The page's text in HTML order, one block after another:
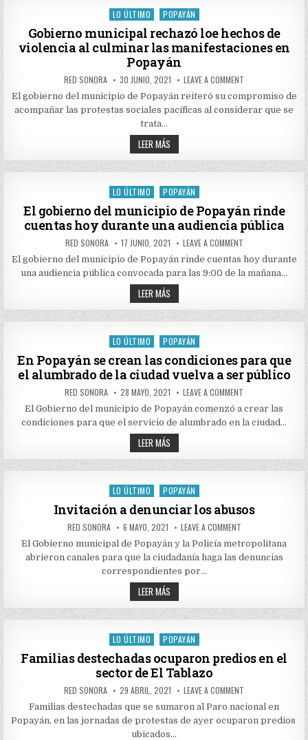
DEL
CENTRO
TRANSITORIO
LAURA
VALENCIA
Posted
in
LO ÚLTIMO POPAYÁN
Gobierno municipal rechazó loe hechos de
violencia al culminar las manifestaciones en
Popayán
AUTHOR:
RED SONORA PUBLISHED
DATE:
30 JUNIO, 2021 LEAVE A COMMENT
MUNICIPAL
RECHAZÓ
LOE
LAS
MANIFESTACIONES
El gobierno del municipio de Popayán reiteró su compromiso de
acompañar las protestas sociales pacíficas al considerar que se
trata…
LEER MÁSGOBIERNO
MUNICIPAL
RECHAZÓ
LOE
DE
VIOLENCIA
AL
CULMINAR
LAS
MANIFESTACIONES
EN
POPAYÁN
Posted
in
LO ÚLTIMO POPAYÁN
El gobierno del municipio de Popayán rinde
cuentas hoy durante una audiencia pública
AUTHOR:
RED SONORA PUBLISHED
DATE:
17 JUNIO, 2021 LEAVE A COMMENTON
GOBIERNO
MUNICIPIO
CUENTAS
DURANTE
El gobierno del municipio de Popayán rinde cuentas hoy durante
una audiencia pública convocada para las 9:00 de la mañana…
LEER MÁSEL
GOBIERNO
DEL
MUNICIPIO
POPAYÁN
RINDE
CUENTAS
HOY
DURANTE
UNA
AUDIENCIA
PÚBLICA
Posted
LO ÚLTIMO POPAYÁN
En Popayán se crean las condiciones para que
el alumbrado de la ciudad vuelva a ser público
AUTHOR:
RED SONORA PUBLISHED
DATE:
28 MAYO, 2021 LEAVE A COMMENT
POPAYÁN
SE
CREAN
QUE
ALUMBRADO
VUELVA
A
El Gobierno del municipio de Popayán comenzó a crear las
condiciones para que el servicio de alumbrado en la ciudad…
LEER MÁSEN
POPAYÁN
SE
CREAN
CONDICIONES
PARA
QUE
EL
ALUMBRADO
DE
LA
CIUDAD
VUELVA
A
SER
PÚBLICO
Posted
LO ÚLTIMO POPAYÁN
Invitación a denunciar los abusos
AUTHOR:
RED SONORA PUBLISHED
DATE:
6 MAYO, 2021 LEAVE A COMMENTON
A
DENUNCIAR
LOS
El Gobierno municipal de Popayán y la Policía metropolitana
abrieron canales para que la ciudadanía haga las denuncias
correspondientes por…
LEER MÁSINVITACIÓN
A
DENUNCIAR
LOS
Posted
in
LO ÚLTIMO POPAYÁN
Familias destechadas ocuparon predios en el
sector de El Tablazo
AUTHOR:
RED SONORA PUBLISHED
DATE:
29 ABRIL, 2021 LEAVE A COMMENT
DESTECHADAS
OCUPARON
PREDIOS
Familias destechadas que se sumaron al Paro nacional en
Popayán, en las jornadas de protestas de ayer ocuparon predios
ubicados…